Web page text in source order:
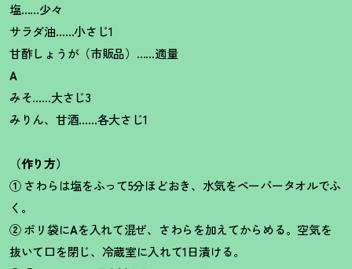
塩……少々
サラダ油……小さじ1
甘酢しょうが（市販品）……適量
A
みそ……大さじ3
みりん、甘酒……各大さじ1
（作り方）
①さわらは塩をふって5分ほどおき、水気をペーパータオルでふ
く。
②ポリ袋にAを入れて混ぜ、さわらを加えてからめる。空気を
抜いて口を閉じ、冷蔵室に入れて1日漬ける。